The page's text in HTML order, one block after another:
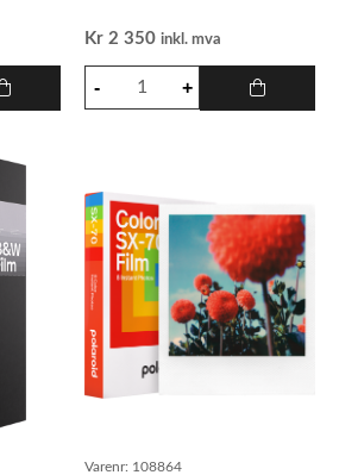
Kr 2 350 inkl. mva
Varenr: 108864